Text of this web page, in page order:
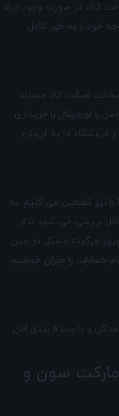
7 روز پس از دریافت کالا، در صورت وجود ایراد
خود را به طور کامل
اصالت کالا هستند.
و اورجینال را خریداری
فروشگاه ما به فروش
را نیز تضمین می‌ کنیم. به
بررسی می شود تا از
هرگونه مشکل در حین
خسارات را جبران خواهیم
ممکن و با بسته بندی امن
مارکت سون و